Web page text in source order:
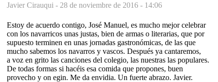
Javier Cirauqui - 28 de noviembre de 2016 - 14:06
Estoy de acuerdo contigo, José Manuel, es mucho mejor celebrar
con los navarricos unas justas, bien de armas o literarias, que por
supuesto terminen en unas jornadas gastronómicas, de las que
mucho sabemos los navarros y vascos. Después ya cantaremos,
a voz en grito las canciones del colegio, las nuestras las populares.
De todas formas si hacéis esa comida que propones, buen
provecho y on egin. Me da envidia. Un fuerte abrazo. Javier.